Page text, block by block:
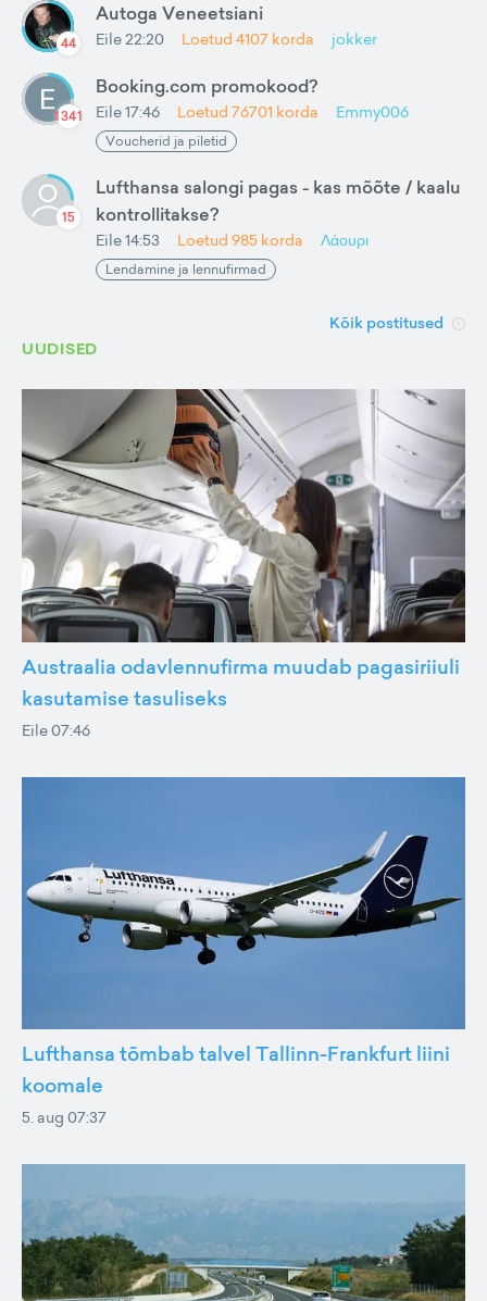
44
Autoga Veneetsiani
Eile 22:20 Loetud 4107 korda jokker
1341
Booking.com promokood?
Eile 17:46 Loetud 76701 korda Emmy006
Voucherid ja piletid
15
Lufthansa salongi pagas - kas mõõte / kaalu
kontrollitakse?
Eile 14:53 Loetud 985 korda Λάουρι
Lendamine ja lennufirmad
Kõik postitused
UUDISED
Austraalia odavlennufirma muudab pagasiriiuli
kasutamise tasuliseks
Eile 07:46
Lufthansa tõmbab talvel Tallinn-Frankfurt liini
koomale
5. aug 07:37